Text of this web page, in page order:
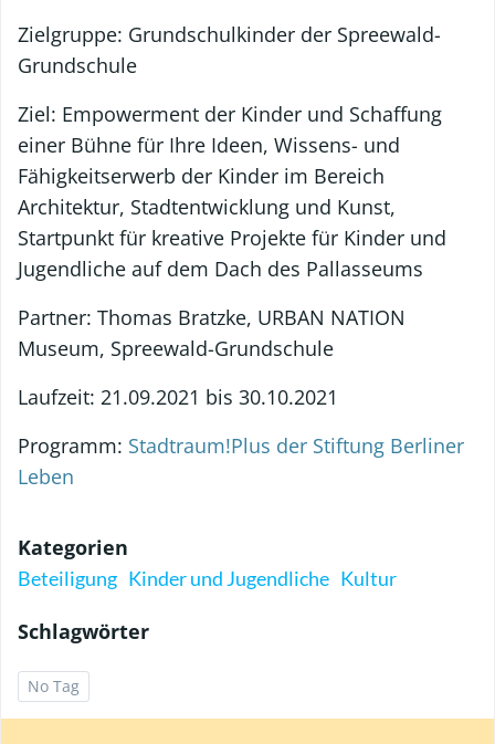
Zielgruppe: Grundschulkinder der Spreewald-
Grundschule
Ziel: Empowerment der Kinder und Schaffung
einer Bühne für Ihre Ideen, Wissens- und
Fähigkeitserwerb der Kinder im Bereich
Architektur, Stadtentwicklung und Kunst,
Startpunkt für kreative Projekte für Kinder und
Jugendliche auf dem Dach des Pallasseums
Partner: Thomas Bratzke, URBAN NATION
Museum, Spreewald-Grundschule
Laufzeit: 21.09.2021 bis 30.10.2021
Programm: Stadtraum!Plus der Stiftung Berliner
Leben
Kategorien
Beteiligung Kinder und Jugendliche Kultur
Schlagwörter
No Tag